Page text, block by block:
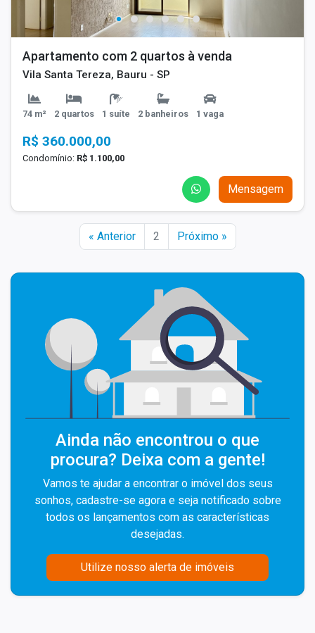
Apartamento com 2 quartos à venda
Vila Santa Tereza, Bauru - SP
74 m² 2 quartos 1 suíte 2 banheiros 1 vaga
R$ 360.000,00
Condomínio: R$ 1.100,00
Mensagem
« Anterior 2 Próximo »
Ainda não encontrou o que
procura? Deixa com a gente!
Vamos te ajudar a encontrar o imóvel dos seus
sonhos, cadastre-se agora e seja notificado sobre
todos os lançamentos com as características
desejadas.
Utilize nosso alerta de imóveis